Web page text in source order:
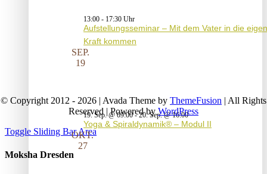
13:00 - 17:30
Aufstellungsseminar – Mit dem Vater in die
Kraft kommen
SEP.
19
19. Sep. @ 09:00-20. Sep. @ 16:00
Yoga & Spiraldynamik® – Modul II
OKT.
27
© Copyright 2012 - 2026 | Avada Theme by ThemeFusion | All Rights
Reserved | Powered by WordPress
Toggle Sliding Bar Area
Moksha Dresden